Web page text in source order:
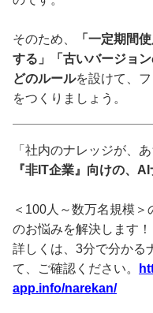
そのため、
「一定期間
する」「古いバージョ
どのルールを設けて、
をつくりましょう。
「社内のナレッジが、
『非IT企業』向けの、
＜100人～数万名規模
のお悩みを解決します！
詳しくは、3分で分かる
て、ご確認ください。
app.info/narekan/